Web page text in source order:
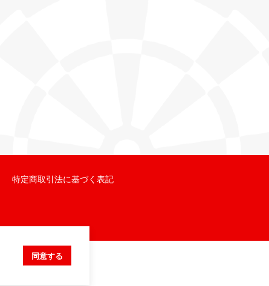
同意する
特定商取引法に基づく表記